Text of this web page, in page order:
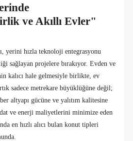
ve Akıllı Evler"
yerini hızla teknoloji entegrasyonu
sağlayan projelere bırakıyor. Evden ve
kalıcı hale gelmesiyle birlikte, ev
sadece metrekare büyüklüğüne değil;
altyapı gücüne ve yalıtım kalitesine
ve enerji maliyetlerini minimize eden
en hızlı alıcı bulan konut tipleri